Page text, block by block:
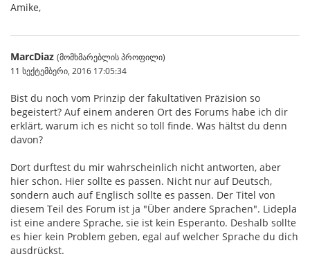
Amike,
MarcDiaz (მომხმარებლის პროფილი)
11 სექტემბერი, 2016 17:05:34
Bist du noch vom Prinzip der fakultativen Präzision so
begeistert? Auf einem anderen Ort des Forums habe ich dir
erklärt, warum ich es nicht so toll finde. Was hältst du denn
davon?
Dort durftest du mir wahrscheinlich nicht antworten, aber
hier schon. Hier sollte es passen. Nicht nur auf Deutsch,
sondern auch auf Englisch sollte es passen. Der Titel von
diesem Teil des Forum ist ja "Über andere Sprachen". Lidepla
ist eine andere Sprache, sie ist kein Esperanto. Deshalb sollte
es hier kein Problem geben, egal auf welcher Sprache du dich
ausdrückst.